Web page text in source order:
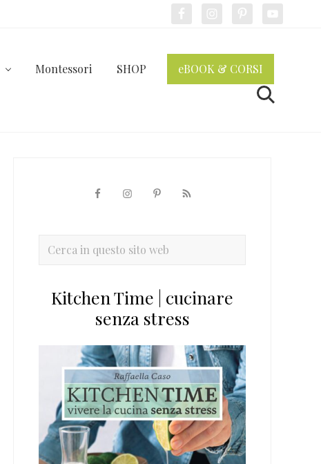
Montessori SHOP eBOOK & CORSI
Cerca
primaria
Cerca
sitoKitchen Time | cucinare
senza stress